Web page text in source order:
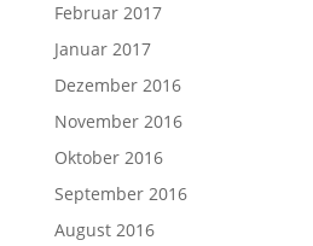
Februar 2017
Januar 2017
Dezember 2016
November 2016
Oktober 2016
September 2016
August 2016